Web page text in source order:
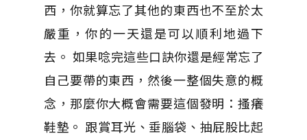
西，你就算忘了其他的東西也不至於太
嚴重，你的一天還是可以順利地過下
去。 如果唸完這些口訣你還是經常忘了
自己要帶的東西，然後一整個失意的概
念，那麼你大概會需要這個發明：搔癢
鞋墊。 跟賞耳光、垂腦袋、抽屁股比起